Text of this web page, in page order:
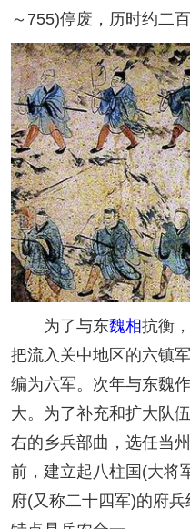
～755)停废，历时约二百
为了与东魏相抗衡
把流入关中地区的六镇
编为六军。次年与东魏
大。为了补充和扩大队
右的乡兵部曲，选任当
前，建立起八柱国(大将
府(又称二十四军)的府